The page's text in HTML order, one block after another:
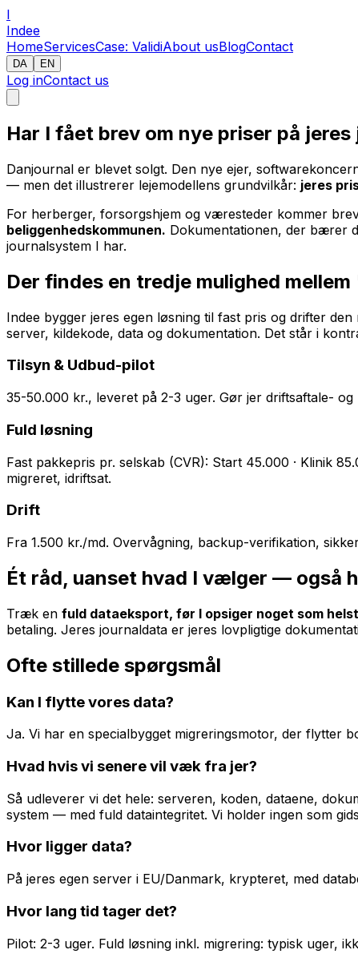
I
Indee
HomeServicesCase: ValidiAbout usBlogContact
DA EN
Log inContact us
Har I fået brev om nye priser på
Danjournal er blevet solgt. Den nye ejer,
— men det illustrerer lejemodellens grundvilkår: jeres
For herberger, forsorgshjem og væresteder kommer
beliggenhedskommunen. Dokumentationen, der bærer
journalsystem I har.
Der findes en tredje mulighed
Indee bygger jeres egen løsning til fast pris og drifter
server, kildekode, data og dokumentation. Det står i
Tilsyn & Udbud-pilot
35-50.000 kr., leveret på 2-3 uger. Gør jer driftsaftale-
Fuld løsning
Fast pakkepris pr. selskab (CVR): Start 45.000 · Klinik
migreret, idriftsat.
Drift
Fra 1.500 kr./md. Overvågning, backup-verifikation,
Ét råd, uanset hvad I vælger — også
Træk en fuld dataeksport, før I opsiger noget som
betaling. Jeres journaldata er jeres lovpligtige
Ofte stillede spørgsmål
Kan I flytte vores data?
Ja. Vi har en specialbygget migreringsmotor, der flytter
Hvad hvis vi senere vil væk fra jer?
Så udleverer vi det hele: serveren, koden, dataene,
system — med fuld dataintegritet. Vi holder ingen som
Hvor ligger data?
På jeres egen server i EU/Danmark, krypteret, med
Hvor lang tid tager det?
Pilot: 2-3 uger. Fuld løsning inkl. migrering: typisk uger,